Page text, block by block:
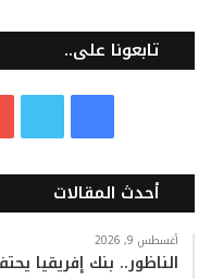
تابعونا على..
س
ب
ي
أحدث المقالات
أغسطس 9, 2026
الناظور.. بنك إفريقيا